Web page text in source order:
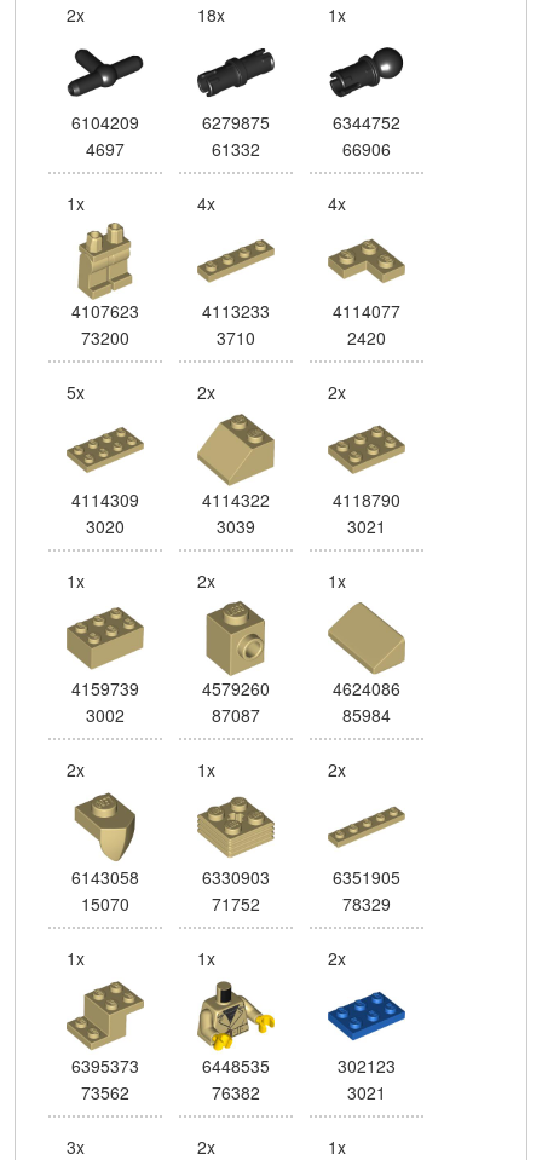
2x
6104209
4697
18x
6279875
61332
1x
6344752
66906
1x
4107623
73200
4x
4113233
3710
4x
4114077
2420
5x
4114309
3020
2x
4114322
3039
2x
4118790
3021
1x
4159739
3002
2x
4579260
87087
1x
4624086
85984
2x
6143058
15070
1x
6330903
71752
2x
6351905
78329
1x
6395373
73562
1x
6448535
76382
2x
302123
3021
3x 2x 1x